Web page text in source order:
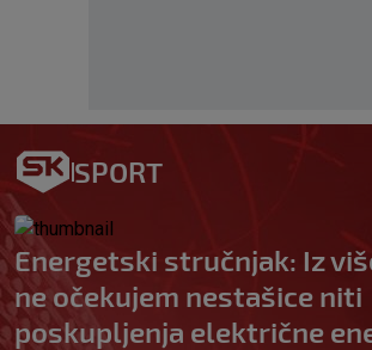
SPORT
Energetski stručnjak: Iz
ne očekujem nestašice niti
poskupljenja električne